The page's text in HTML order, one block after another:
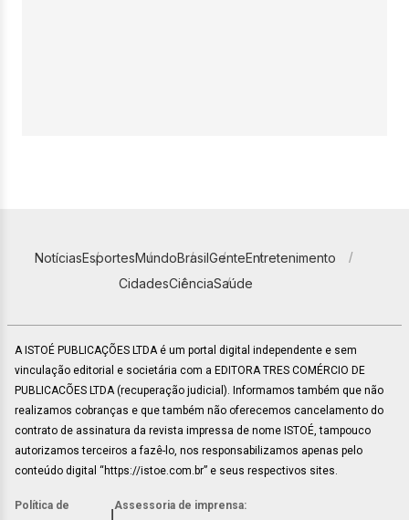
NotíciasEsportesMundoBrasilGenteEntretenimento
CidadesCiênciaSaúde
A ISTOÉ PUBLICAÇÕES LTDA é um portal digital independente e sem
vinculação editorial e societária com a EDITORA TRES COMÉRCIO DE
PUBLICACÕES LTDA (recuperação judicial). Informamos também que não
realizamos cobranças e que também não oferecemos cancelamento do
contrato de assinatura da revista impressa de nome ISTOÉ, tampouco
autorizamos terceiros a fazê-lo, nos responsabilizamos apenas pelo
conteúdo digital “https://istoe.com.br” e seus respectivos sites.
Política de
Assessoria de imprensa: